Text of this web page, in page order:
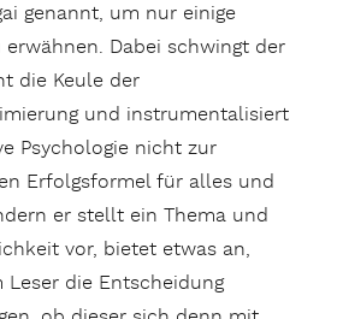
genannt, um nur einige
erwähnen. Dabei schwingt der
die Keule der
und instrumentalisiert
Psychologie nicht zur
Erfolgsformel für alles und
er stellt ein Thema und
vor, bietet etwas an,
Leser die Entscheidung